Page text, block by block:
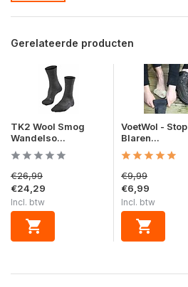
Gerelateerde producten
TK2 Wool Smog
Wandelso...
€26,99
€24,29
Incl. btw
VoetWol - Stop
Blaren...
€9,99
€6,99
Incl. btw